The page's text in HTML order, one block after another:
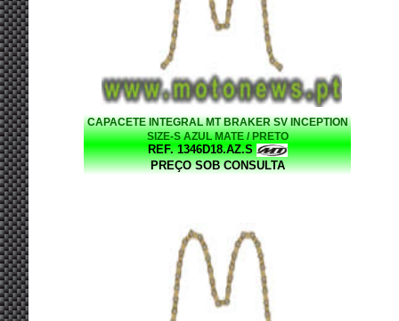
CAPACETE INTEGRAL MT BRAKER SV INCEPTION
SIZE-S AZUL MATE / PRETO
REF. 1346D18.AZ.S
PREÇO SOB CONSULTA